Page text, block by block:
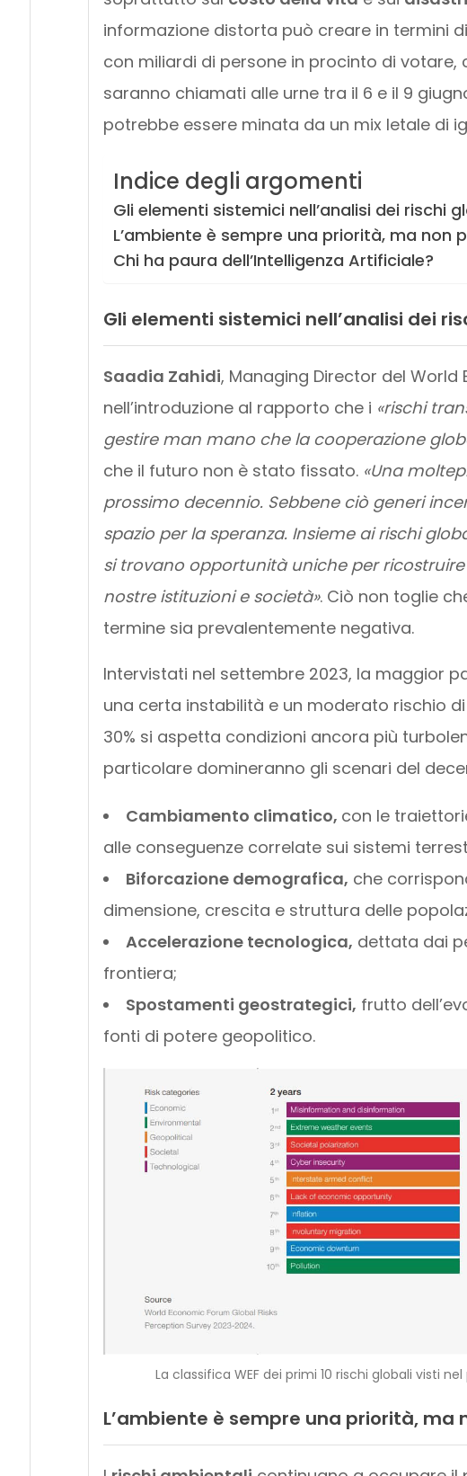
informazione distorta può creare in termini
con miliardi di persone in procinto di
saranno chiamati alle urne tra il 6 e il 9
potrebbe essere minata da un mix letale di
Indice degli argomenti
Gli elementi sistemici nell’analisi dei rischi
L’ambiente è sempre una priorità, ma non
Chi ha paura dell’Intelligenza Artificiale?
Gli elementi sistemici nell’analisi dei
Saadia Zahidi, Managing Director del
nell’introduzione al rapporto che i «rischi
gestire man mano che la cooperazione
che il futuro non è stato fissato. «Una
prossimo decennio. Sebbene ciò generi
spazio per la speranza. Insieme ai rischi
si trovano opportunità uniche per
nostre istituzioni e società». Ciò non toglie
termine sia prevalentemente negativa.
Intervistati nel settembre 2023, la maggior
una certa instabilità e un moderato rischio
30% si aspetta condizioni ancora più
particolare domineranno gli scenari del
Cambiamento climatico, con le
alle conseguenze correlate sui sistemi
Biforcazione demografica, che
dimensione, crescita e struttura delle
Accelerazione tecnologica, dettata dai
frontiera;
Spostamenti geostrategici, frutto
fonti di potere geopolitico.
La classifica WEF dei primi 10 rischi globali visti
L’ambiente è sempre una priorità, ma